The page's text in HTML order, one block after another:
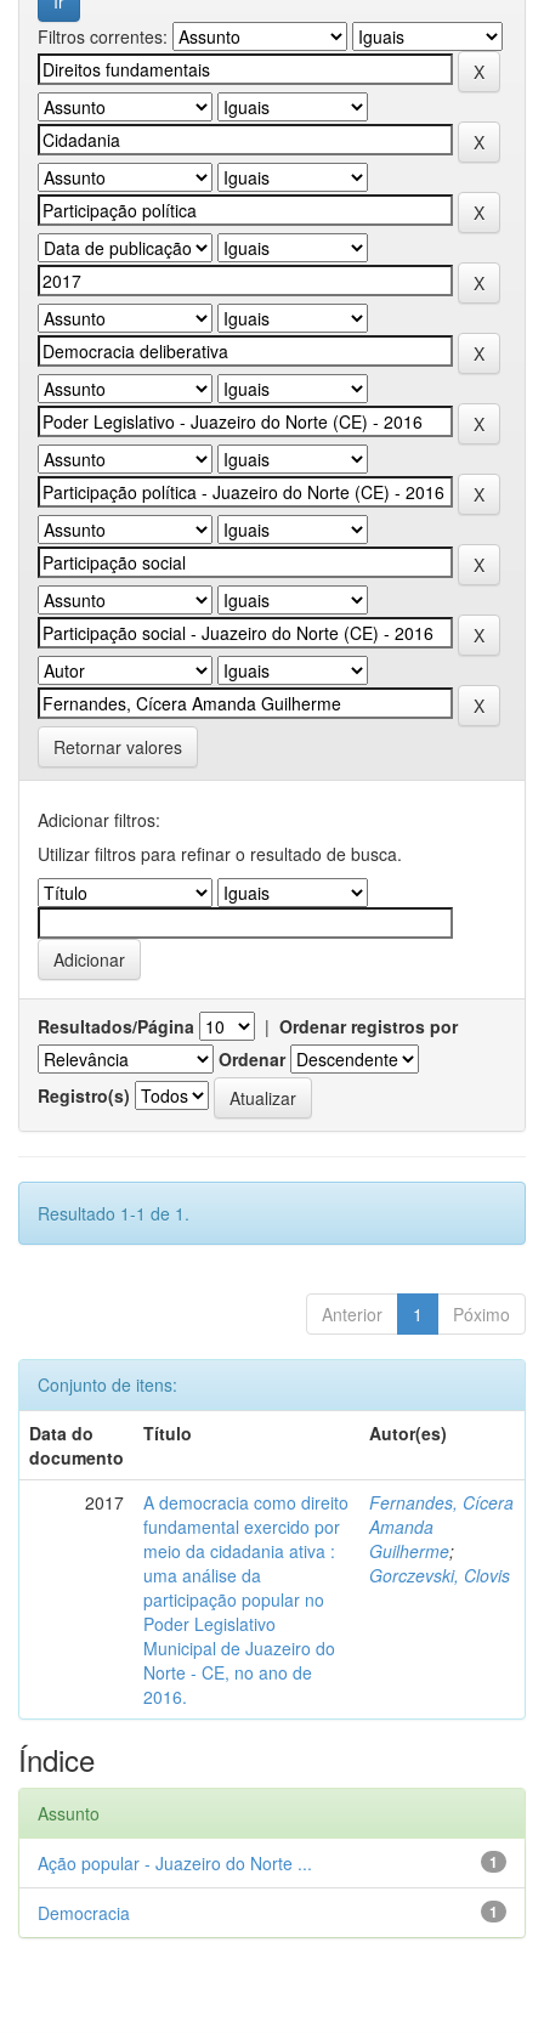
Filtros correntes:
Retornar valores
Adicionar filtros:
Utilizar filtros para refinar o resultado de busca.
Resultados/Página | Ordenar registros por
Ordenar
Registro(s)
Resultado 1-1 de 1.
Anterior 1 Póximo
Conjunto de itens:
Data do
documento
Título Autor(es)
2017
A democracia como direito
fundamental exercido por
meio da cidadania ativa :
uma análise da
participação popular no
Poder Legislativo
Municipal de Juazeiro do
Norte - CE, no ano de
2016.
Fernandes, Cícera
Amanda
Guilherme;
Gorczevski, Clovis
Índice
Assunto
1
Ação popular - Juazeiro do Norte ...
1
Democracia